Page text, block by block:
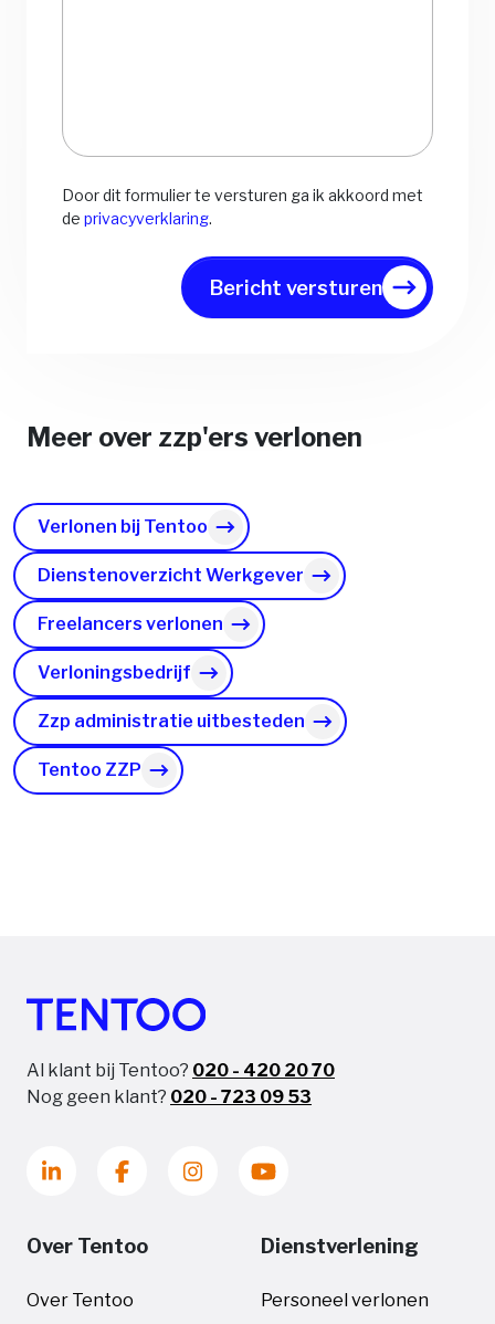
Door dit formulier te versturen ga ik akkoord met
de privacyverklaring.
Bericht versturen
Meer over zzp'ers verlonen
Verlonen bij Tentoo
Dienstenoverzicht Werkgever
Freelancers verlonen
Verloningsbedrijf
Zzp administratie uitbesteden
Tentoo ZZP
Al klant bij Tentoo? 020 - 420 20 70
Nog geen klant? 020 - 723 09 53
Over Tentoo
Over Tentoo
Dienstverlening
Personeel verlonen